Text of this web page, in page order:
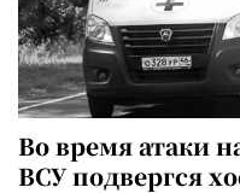
Во время атаки
ВСУ подвергся